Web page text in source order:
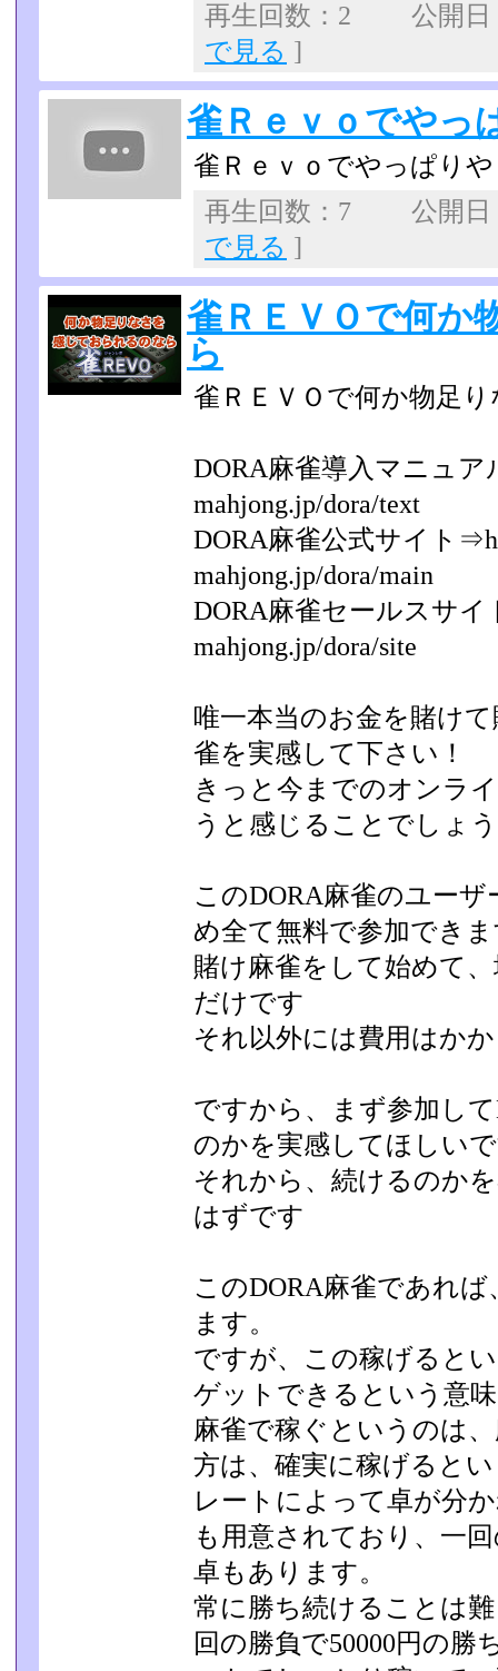
再生回数：2 公開
で見る ]
雀Ｒｅｖｏでやっ
雀Ｒｅｖｏでやっぱり
再生回数：7 公開
で見る ]
雀ＲＥＶＯで何か
ら
雀ＲＥＶＯで何か物足
DORA麻雀導入マニュ
mahjong.jp/dora/text
DORA麻雀公式サイト
mahjong.jp/dora/main
DORA麻雀セールスサ
mahjong.jp/dora/site
唯一本当のお金を賭け
雀を実感して下さい！
きっと今までのオンラ
うと感じることでしょう
このDORA麻雀のユー
め全て無料で参加でき
賭け麻雀をして始めて
だけです
それ以外には費用はか
ですから、まず参加し
のかを実感してほしい
それから、続けるのか
はずです
このDORA麻雀であれ
ます。
ですが、この稼げると
ゲットできるという意
麻雀で稼ぐというのは
方は、確実に稼げると­
レートによって卓が分
も用意されており、一
卓もあります。
常に勝ち続けることは
回の勝負で50000円の勝